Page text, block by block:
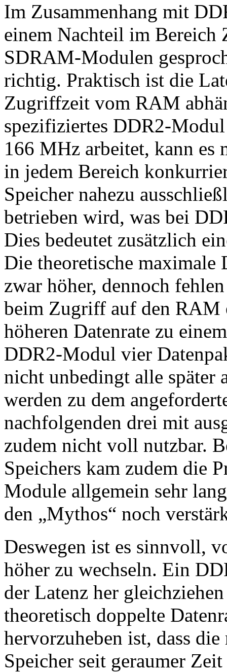
Im Zusammenhang mit
einem Nachteil im Bereich
SDRAM-Modulen
richtig. Praktisch ist die
Zugriffzeit vom RAM
spezifiziertes DDR2-
166 MHz arbeitet, kann
in jedem Bereich
Speicher nahezu
betrieben wird, was bei
Dies bedeutet zusätzlich
Die theoretische maximale
zwar höher, dennoch
beim Zugriff auf den RAM
höheren Datenrate zu
DDR2-Modul vier
nicht unbedingt alle später
werden zu dem
nachfolgenden drei mit
zudem nicht voll nutzbar.
Speichers kam zudem die
Module allgemein sehr
den „Mythos“ noch
Deswegen ist es sinnvoll,
höher zu wechseln. Ein
der Latenz her
theoretisch doppelte
hervorzuheben ist, dass
Speicher seit geraumer